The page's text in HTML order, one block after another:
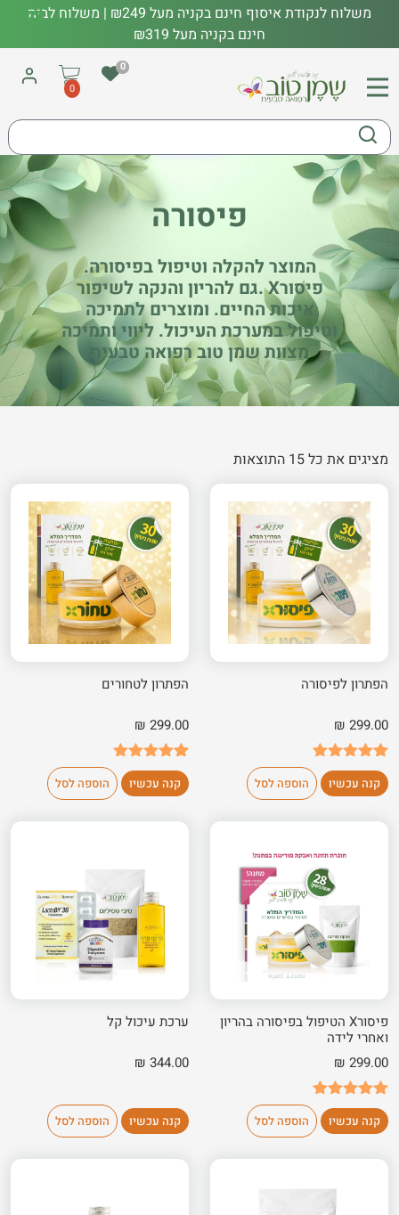
משלוח לנקודת איסוף חינם בקניה מעל ₪249 | משלוח לבית
חינם בקניה מעל ₪319
0
0
פיסורה
המוצר להקלה וטיפול בפיסורה.
פיסורX .גם להריון והנקה לשיפור
איכות החיים. ומוצרים לתמיכה
וטיפול במערכת העיכול. ליווי ותמיכה
מצוות שמן טוב רפואה טבעית
מציגים את כל 15 התוצאות
הפתרון לפיסורה
₪ 299.00
מדורגים4.98
מתוך 5
מבוסס על
55
קנה עכשיו הוספה לסל
הפתרון לטחורים
₪ 299.00
מדורגים5.00
מתוך 5
מבוסס על
26
קנה עכשיו הוספה לסל
פיסורX הטיפול בפיסורה בהריון
ואחרי לידה
₪ 299.00
מדורגים5.00
מתוך 5
מבוסס על
7
קנה עכשיו הוספה לסל
ערכת עיכול קל
₪ 344.00
קנה עכשיו הוספה לסל